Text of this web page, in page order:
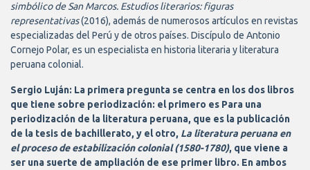
simbólico de San Marcos. Estudios literarios: figuras
representativas(2016), además de numerosos artículos en revistas
especializadas del Perú y de otros países. Discípulo de Antonio
Cornejo Polar, es un especialista en historia literaria y literatura
peruana colonial.
Sergio Luján: La primera pregunta se centra en los dos libros
que tiene sobre periodización: el primero es Para una
periodización de la literatura peruana, que es la publicación
de la tesis de bachillerato, y el otro, La literatura peruana en
el proceso de estabilización colonial (1580-1780), que viene a
ser una suerte de ampliación de ese primer libro. En ambos